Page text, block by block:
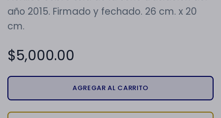
año 2015. Firmado y fechado. 26 cm. x 20
cm.
$5,000.00
AGREGAR AL CARRITO